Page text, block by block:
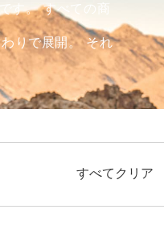
す。 すべての商
りで展開。 それ
すべてクリア